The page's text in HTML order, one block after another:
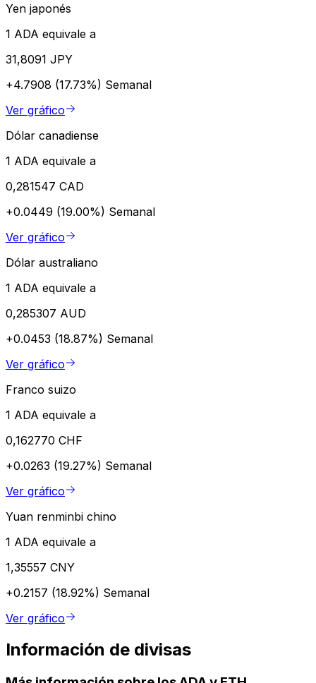
Yen japonés
1 ADA equivale a
31,8091 JPY
+4.7908 (17.73%) Semanal
Ver gráfico
Dólar canadiense
1 ADA equivale a
0,281547 CAD
+0.0449 (19.00%) Semanal
Ver gráfico
Dólar australiano
1 ADA equivale a
0,285307 AUD
+0.0453 (18.87%) Semanal
Ver gráfico
Franco suizo
1 ADA equivale a
0,162770 CHF
+0.0263 (19.27%) Semanal
Ver gráfico
Yuan renminbi chino
1 ADA equivale a
1,35557 CNY
+0.2157 (18.92%) Semanal
Ver gráfico
Información de divisas